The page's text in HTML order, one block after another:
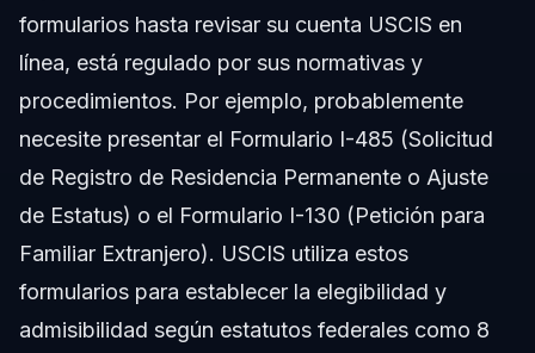
formularios hasta revisar su cuenta USCIS en
línea, está regulado por sus normativas y
procedimientos. Por ejemplo, probablemente
necesite presentar el Formulario I-485 (Solicitud
de Registro de Residencia Permanente o Ajuste
de Estatus) o el Formulario I-130 (Petición para
Familiar Extranjero). USCIS utiliza estos
formularios para establecer la elegibilidad y
admisibilidad según estatutos federales como 8